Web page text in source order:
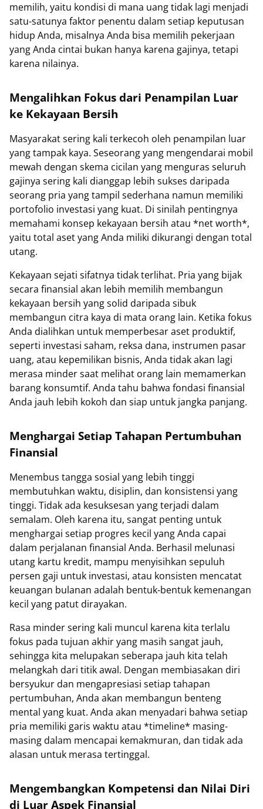
memilih, yaitu kondisi di mana uang tidak lagi menjadi
satu-satunya faktor penentu dalam setiap keputusan
hidup Anda, misalnya Anda bisa memilih pekerjaan
yang Anda cintai bukan hanya karena gajinya, tetapi
karena nilainya.
Mengalihkan Fokus dari Penampilan Luar
ke Kekayaan Bersih
Masyarakat sering kali terkecoh oleh penampilan luar
yang tampak kaya. Seseorang yang mengendarai mobil
mewah dengan skema cicilan yang menguras seluruh
gajinya sering kali dianggap lebih sukses daripada
seorang pria yang tampil sederhana namun memiliki
portofolio investasi yang kuat. Di sinilah pentingnya
memahami konsep kekayaan bersih atau *net worth*,
yaitu total aset yang Anda miliki dikurangi dengan total
utang.
Kekayaan sejati sifatnya tidak terlihat. Pria yang bijak
secara finansial akan lebih memilih membangun
kekayaan bersih yang solid daripada sibuk
membangun citra kaya di mata orang lain. Ketika fokus
Anda dialihkan untuk memperbesar aset produktif,
seperti investasi saham, reksa dana, instrumen pasar
uang, atau kepemilikan bisnis, Anda tidak akan lagi
merasa minder saat melihat orang lain memamerkan
barang konsumtif. Anda tahu bahwa fondasi finansial
Anda jauh lebih kokoh dan siap untuk jangka panjang.
Menghargai Setiap Tahapan Pertumbuhan
Finansial
Menembus tangga sosial yang lebih tinggi
membutuhkan waktu, disiplin, dan konsistensi yang
tinggi. Tidak ada kesuksesan yang terjadi dalam
semalam. Oleh karena itu, sangat penting untuk
menghargai setiap progres kecil yang Anda capai
dalam perjalanan finansial Anda. Berhasil melunasi
utang kartu kredit, mampu menyisihkan sepuluh
persen gaji untuk investasi, atau konsisten mencatat
keuangan bulanan adalah bentuk-bentuk kemenangan
kecil yang patut dirayakan.
Rasa minder sering kali muncul karena kita terlalu
fokus pada tujuan akhir yang masih sangat jauh,
sehingga kita melupakan seberapa jauh kita telah
melangkah dari titik awal. Dengan membiasakan diri
bersyukur dan mengapresiasi setiap tahapan
pertumbuhan, Anda akan membangun benteng
mental yang kuat. Anda akan menyadari bahwa setiap
pria memiliki garis waktu atau *timeline* masing-
masing dalam mencapai kemakmuran, dan tidak ada
alasan untuk merasa tertinggal.
Mengembangkan Kompetensi dan Nilai Diri
di Luar Aspek Finansial